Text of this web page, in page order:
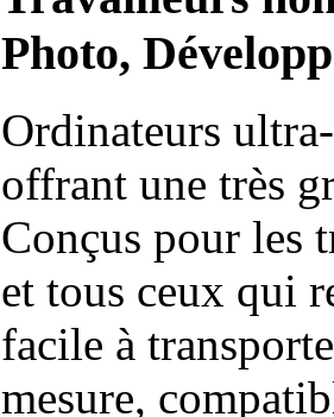
Photo,
Ordinateurs
offrant une très
Conçus pour les
et tous ceux qui
facile à
mesure,